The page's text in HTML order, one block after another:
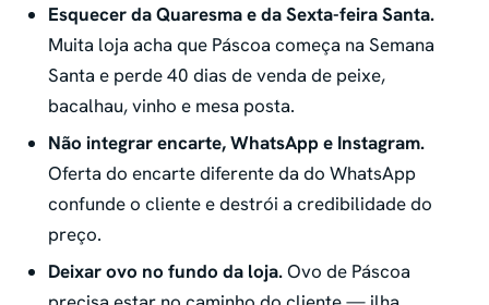
Esquecer da Quaresma e da Sexta-feira Santa.
Muita loja acha que Páscoa começa na Semana
Santa e perde 40 dias de venda de peixe,
bacalhau, vinho e mesa posta.
Não integrar encarte, WhatsApp e Instagram.
Oferta do encarte diferente da do WhatsApp
confunde o cliente e destrói a credibilidade do
preço.
Deixar ovo no fundo da loja.Ovo de Páscoa